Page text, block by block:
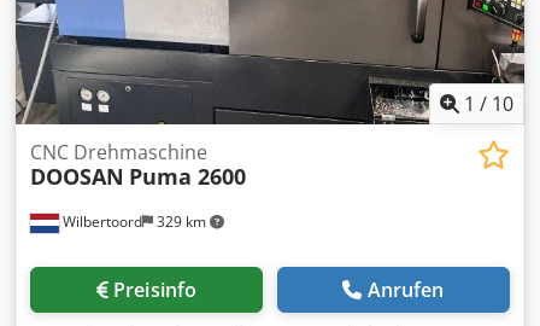
RS232, PCMCIA, Späneförderer, synchrones
Gewindebohren, Fußpedal. Erreicht enge Toleranzen;
Branchen: Automotive, Luftfahrt, Medizintechnik,
Maschinenbau, Uhren. Dodsyxn H Njpfx An Nsck
1 / 10
Wilbertoord 329 km
CNC Drehmaschine
DOOSAN Puma 2600
Preisinfo Anrufen